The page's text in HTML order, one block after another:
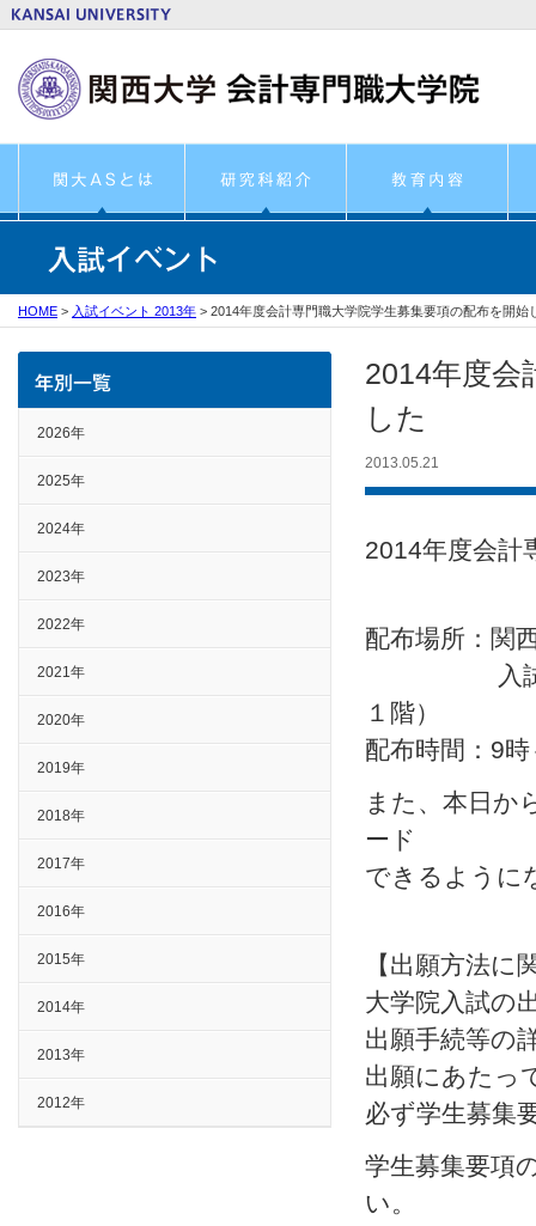
HOME > 入試イベント 2013年 > 2014年度会計専門職大学院学生募集要項の配布を開始
2014年度会
した
2013.05.21
2014年度会計
配布場所：関
入試セン
１階）
配布時間：9
また、本日か
ード
できるように
【出願方法に
大学院入試の
出願手続等の
出願にあたっ
必ず学生募集
学生募集要項
い。
2026年
2025年
2024年
2023年
2022年
2021年
2020年
2019年
2018年
2017年
2016年
2015年
2014年
2013年
2012年